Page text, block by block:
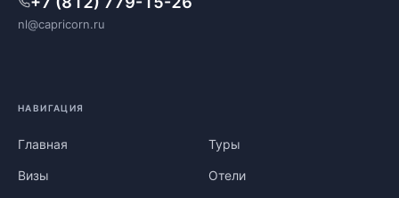
nl@capricorn.ru
НАВИГАЦИЯ
Главная Туры
Визы Отели